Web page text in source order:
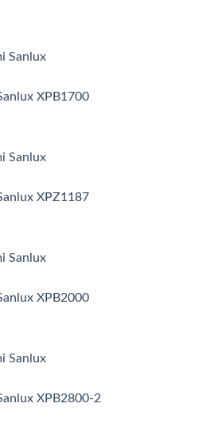
XPB1700
XPZ1187
XPB2000
XPB2800-2